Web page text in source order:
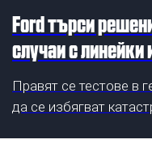
Ford търси
случаи с
Правят се тестове в
да се избягват